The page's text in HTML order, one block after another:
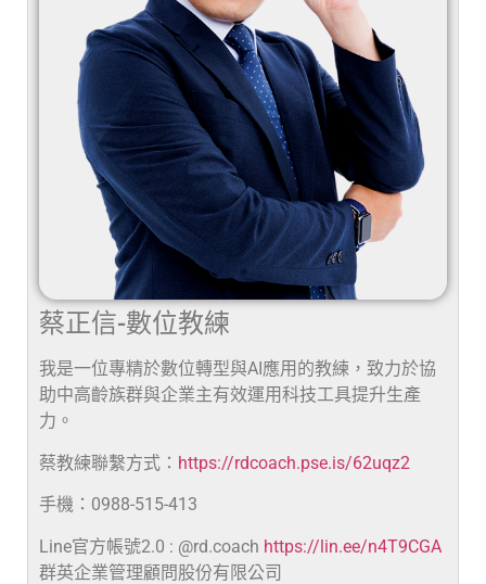
蔡正信-數位教練
我是一位專精於數位轉型與AI應用的教練，致力於協
助中高齡族群與企業主有效運用科技工具提升生產
力。
蔡教練聯繫方式： https://rdcoach.pse.is/62uqz2
手機：0988-515-413
Line官方帳號2.0 : @rd.coach https://lin.ee/n4T9CGA
群英企業管理顧問股份有限公司